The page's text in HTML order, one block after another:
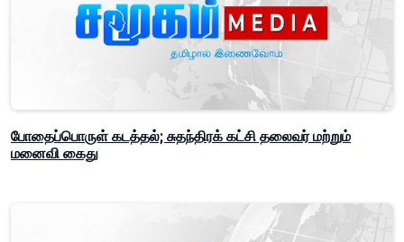
போதைப்பொருள் கடத்தல்; சுதந்திரக் கட்சி தலைவர் மற்றும்
மனைவி கைது